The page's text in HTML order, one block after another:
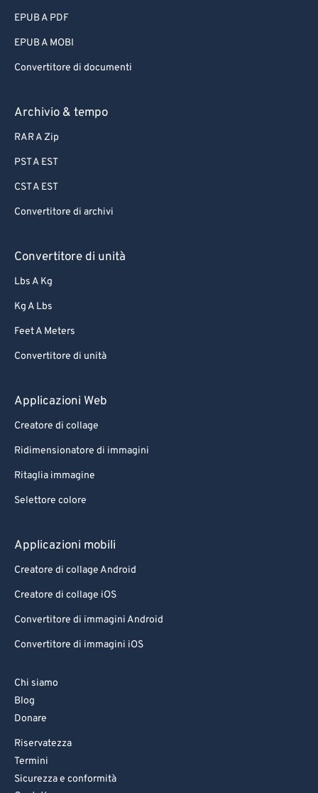
EPUB A PDF
EPUB A MOBI
Convertitore di documenti
Archivio & tempo
RAR A Zip
PST A EST
CST A EST
Convertitore di archivi
Convertitore di unità
Lbs A Kg
Kg A Lbs
Feet A Meters
Convertitore di unità
Applicazioni Web
Creatore di collage
Ridimensionatore di immagini
Ritaglia immagine
Selettore colore
Applicazioni mobili
Creatore di collage Android
Creatore di collage iOS
Convertitore di immagini Android
Convertitore di immagini iOS
Chi siamo
Blog
Donare
Riservatezza
Termini
Sicurezza e conformità